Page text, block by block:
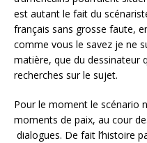
est autant le fait du
français sans grosse faute,
comme vous le savez je ne
matière, que du dessinateur
recherches sur le sujet.
Pour le moment le scénario
moments de paix, au cour
dialogues. De fait l’histoire